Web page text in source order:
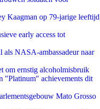
Kaagman op 79-jarige leeftijd
early access tot
NASA-ambassadeur naar
om ernstig alcoholmisbruik
achievements dit
Mato Grosso